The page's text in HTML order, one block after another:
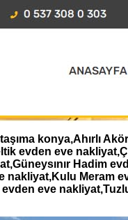
konya,Ahırlı
evden eve
Hadim
nakliyat,Kulu Meram
evden eve